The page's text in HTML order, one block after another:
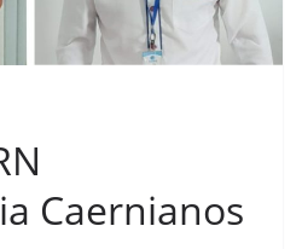
Caernianos